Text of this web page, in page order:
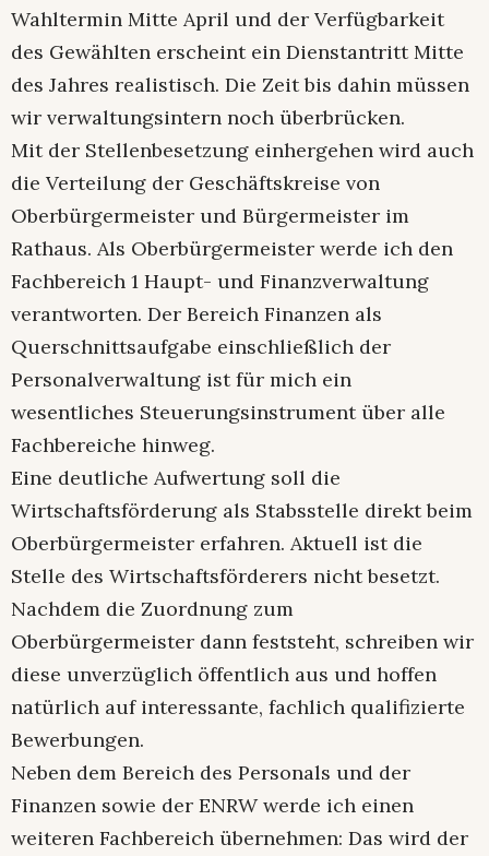
Wahltermin Mitte April und der Verfügbarkeit
des Gewählten erscheint ein Dienstantritt Mitte
des Jahres realistisch. Die Zeit bis dahin müssen
wir verwaltungsintern noch überbrücken.
Mit der Stellenbesetzung einhergehen wird auch
die Verteilung der Geschäftskreise von
Oberbürgermeister und Bürgermeister im
Rathaus. Als Oberbürgermeister werde ich den
Fachbereich 1 Haupt- und Finanzverwaltung
verantworten. Der Bereich Finanzen als
Querschnittsaufgabe einschließlich der
Personalverwaltung ist für mich ein
wesentliches Steuerungsinstrument über alle
Fachbereiche hinweg.
Eine deutliche Aufwertung soll die
Wirtschaftsförderung als Stabsstelle direkt beim
Oberbürgermeister erfahren. Aktuell ist die
Stelle des Wirtschaftsförderers nicht besetzt.
Nachdem die Zuordnung zum
Oberbürgermeister dann feststeht, schreiben wir
diese unverzüglich öffentlich aus und hoffen
natürlich auf interessante, fachlich qualifizierte
Bewerbungen.
Neben dem Bereich des Personals und der
Finanzen sowie der ENRW werde ich einen
weiteren Fachbereich übernehmen: Das wird der